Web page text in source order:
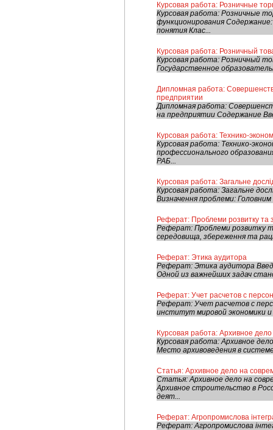
Курсовая работа: Розничные
Курсовая работа: Розничные
функционирования
понятия Клас...
Курсовая работа: Розничный
Курсовая работа: Розничный
Государственное
Дипломная работа:
предприятии
Дипломная работа:
на предприятии Содержание
Курсовая работа: Технико-
Курсовая работа: Технико-
профессионального
РАБ...
Курсовая работа: Загальне
Курсовая работа: Загальне
Визначення проблеми:
Реферат: Проблеми розвитку та
Реферат: Проблеми розвитку та
середовища, збереження та
Реферат: Этика аудитора
Реферат: Этика аудитора
Одной из важнейших задач
Реферат: Учет расчетов с
Реферат: Учет расчетов с
институт мировой экономики
Курсовая работа: Архивное
Курсовая работа: Архивное
Место архивоведения в
Статья: Архивное дело на
Статья: Архивное дело на
Архивное строительство в
деят...
Реферат: Агропромислова
Реферат: Агропромислова